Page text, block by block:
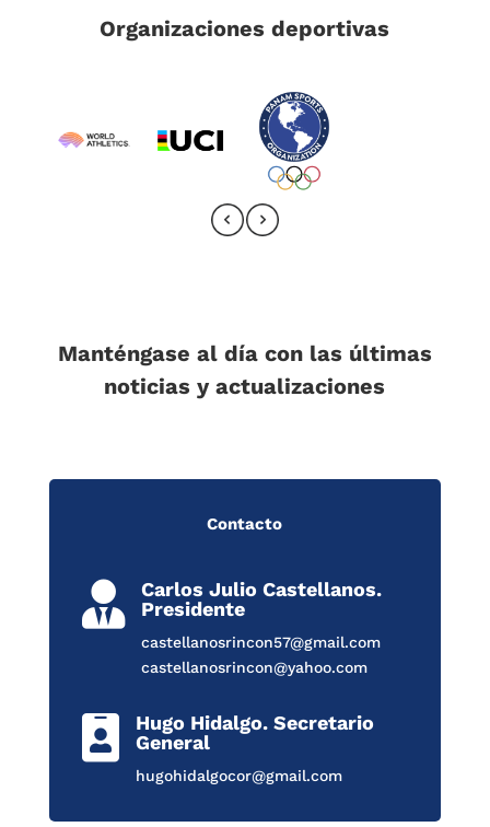
Organizaciones deportivas
Manténgase al día con las últimas
noticias y actualizaciones
Contacto

Carlos Julio Castellanos.
Presidente
castellanosrincon57@gmail.com
castellanosrincon@yahoo.com

Hugo Hidalgo. Secretario
General
hugohidalgocor@gmail.com